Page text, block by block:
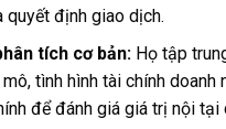
quyết định giao dịch.
tích cơ bản:Họ tập
tình hình tài chính doanh
để đánh giá giá trị nội tại